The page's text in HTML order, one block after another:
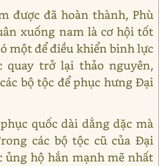
được đã hoàn thành, Phù
xuống nam là cơ hội tốt
một để điều khiển binh lực
quay trở lại thảo nguyên,
bộ tộc để phục hưng Đại
quốc dài dằng dặc mà
các bộ tộc cũ của Đại
ủng hộ hắn mạnh mẽ nhất